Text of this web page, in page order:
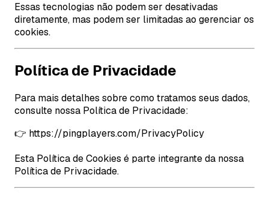
Essas tecnologias não podem ser desativadas
diretamente, mas podem ser limitadas ao gerenciar os
cookies.
Política de Privacidade
Para mais detalhes sobre como tratamos seus dados,
consulte nossa Política de Privacidade:
👉 https://pingplayers.com/PrivacyPolicy
Esta Política de Cookies é parte integrante da nossa
Política de Privacidade.